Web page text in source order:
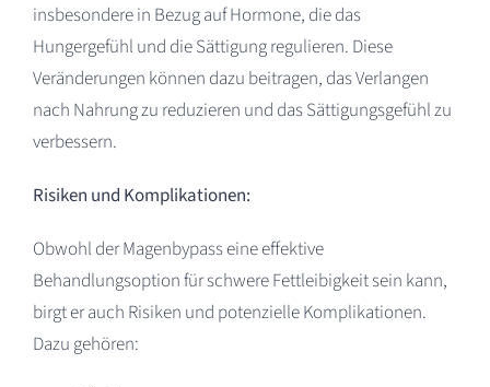
insbesondere in Bezug auf Hormone, die das
Hungergefühl und die Sättigung regulieren. Diese
Veränderungen können dazu beitragen, das Verlangen
nach Nahrung zu reduzieren und das Sättigungsgefühl zu
verbessern.
Risiken und Komplikationen:
Obwohl der Magenbypass eine effektive
Behandlungsoption für schwere Fettleibigkeit sein kann,
birgt er auch Risiken und potenzielle Komplikationen.
Dazu gehören: